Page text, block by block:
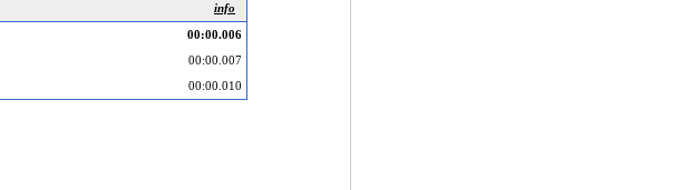
info
00:00.006
00:00.007
00:00.010